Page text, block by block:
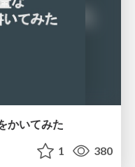
かいてみた
1 380